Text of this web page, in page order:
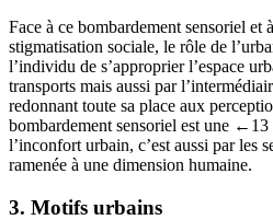
Face à ce bombardement sensoriel et
stigmatisation sociale, le rôle de
l’individu de s’approprier l’espace
transports mais aussi par
redonnant toute sa place aux
bombardement sensoriel est une ←13
l’inconfort urbain, c’est aussi par les
ramenée à une dimension humaine.
3. Motifs urbains